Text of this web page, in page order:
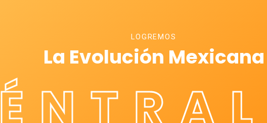
LOGREMOS
La Evolución Mexicana